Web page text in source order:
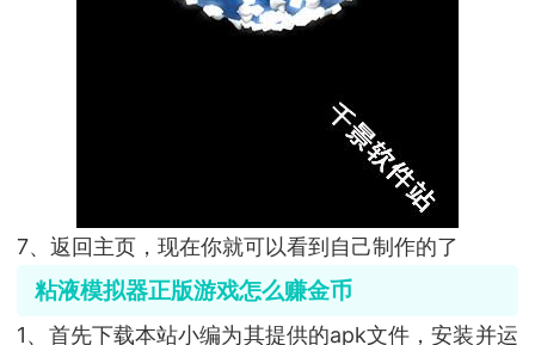
7、返回主页，现在你就可以看到自己制作的了
粘液模拟器正版游戏怎么赚金币
1、首先下载本站小编为其提供的apk文件，安装并运